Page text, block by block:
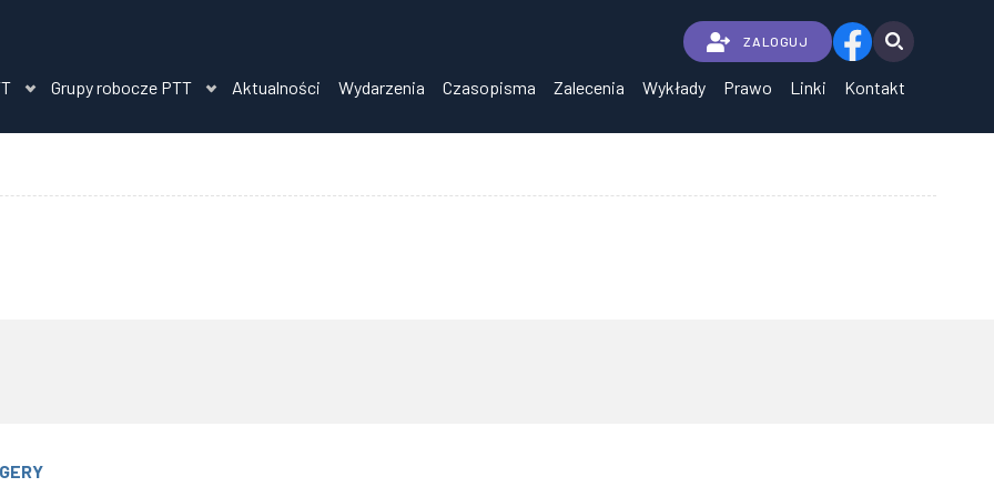
ZALOGUJ
Grupy robocze PTT Aktualności Wydarzenia Czasopisma Zalecenia Wykłady Prawo Linki Kontakt